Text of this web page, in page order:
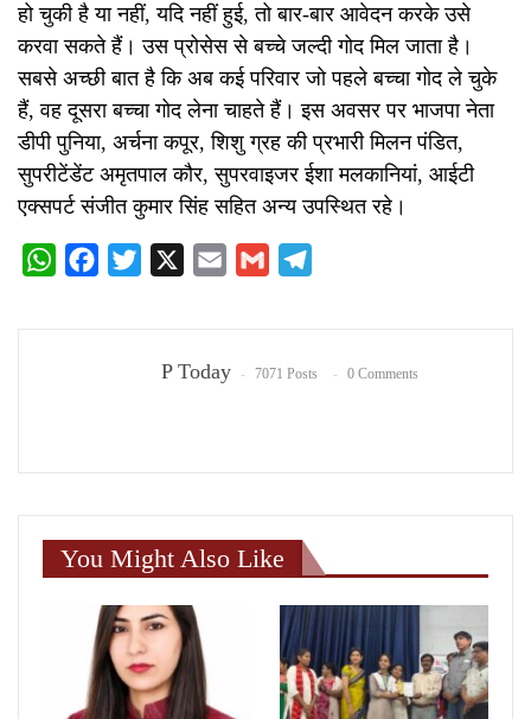
हो चुकी है या नहीं, यदि नहीं हुई, तो बार-बार आवेदन करके उसे
करवा सकते हैं। उस प्रोसेस से बच्चे जल्दी गोद मिल जाता है।
सबसे अच्छी बात है कि अब कई परिवार जो पहले बच्चा गोद ले चुके
हैं, वह दूसरा बच्चा गोद लेना चाहते हैं। इस अवसर पर भाजपा नेता
डीपी पुनिया, अर्चना कपूर, शिशु ग्रह की प्रभारी मिलन पंडित,
सुपरीटेंडेंट अमृतपाल कौर, सुपरवाइजर ईशा मलकानियां, आईटी
एक्सपर्ट संजीत कुमार सिंह सहित अन्य उपस्थित रहे।
WhatsAppFacebook
Twitter Email Gmail
P Today 7071 Posts 0 Comments
You Might Also Like